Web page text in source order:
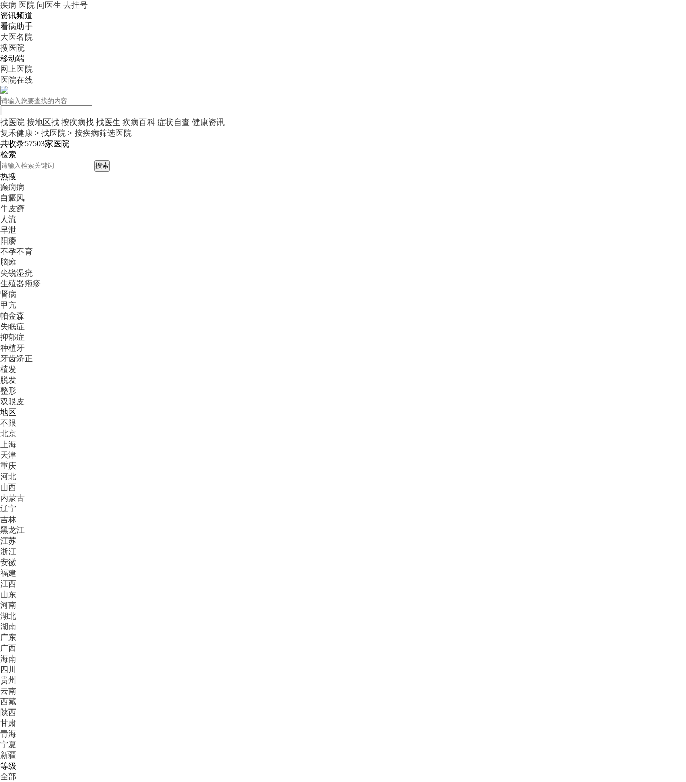
疾病 医院 问医生 去挂号
资讯频道
看病助手
大医名院
搜医院
移动端
网上医院
医院在线
找医院 按地区找 按疾病找 找医生 疾病百科 症状自查 健康资讯
复禾健康 > 找医院 > 按疾病筛选医院
共收录57503家医院
检索
搜索
热搜
癫痫病
白癜风
牛皮癣
人流
早泄
阳痿
不孕不育
脑瘫
尖锐湿疣
生殖器疱疹
肾病
甲亢
帕金森
失眠症
抑郁症
种植牙
牙齿矫正
植发
脱发
整形
双眼皮
地区
不限
北京
上海
天津
重庆
河北
山西
内蒙古
辽宁
吉林
黑龙江
江苏
浙江
安徽
福建
江西
山东
河南
湖北
湖南
广东
广西
海南
四川
贵州
云南
西藏
陕西
甘肃
青海
宁夏
新疆
等级
全部